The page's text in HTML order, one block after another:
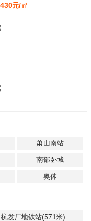
元/㎡
萧山南站
南部卧城
奥体
杭发厂地铁站(571米)